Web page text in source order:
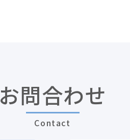
お問合わせ
Contact